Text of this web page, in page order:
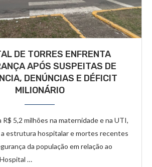
DE TORRES ENFRENTA
APÓS SUSPEITAS DE
DENÚNCIAS E DÉFICIT
MILIONÁRIO
5,2 milhões na maternidade e na UTI,
estrutura hospitalar e mortes recentes
da população em relação ao
…